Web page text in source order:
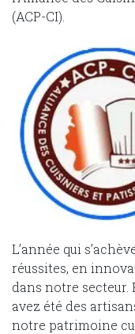
(ACP-CI).
L’année qui
réussites, en
dans notre secteur.
avez été des
notre patrimoine